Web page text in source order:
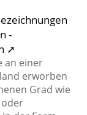
-
➚
an einer
erworben
Grad wie
oder